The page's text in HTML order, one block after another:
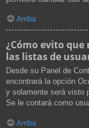
Arriba
¿Cómo evito
las listas de
Desde su Panel de
encontrará la opción
y solamente será visto
Se le contará como
Arriba